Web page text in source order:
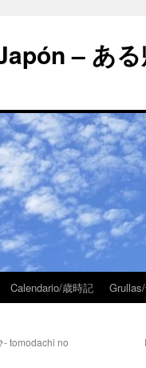
– あ
Calendario/歳時記
- tomodachi no